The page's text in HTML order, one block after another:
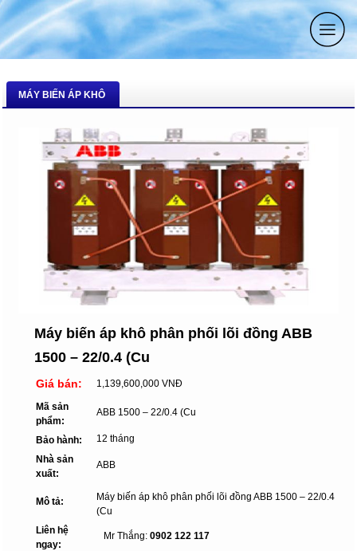
MÁY BIẾN ÁP KHÔ
Máy biến áp khô phân phối lõi đồng ABB
1500 – 22/0.4 (Cu
Giá bán: 1,139,600,000 VNĐ
Mã sản
phẩm:
ABB 1500 – 22/0.4 (Cu
Bảo hành:
12 tháng
Nhà sản
xuất:
ABB
Mô tả:
Máy biến áp khô phân phối lõi đồng ABB 1500 – 22/0.4
(Cu
Liên hệ
ngay:
Mr Thắng: 0902 122 117